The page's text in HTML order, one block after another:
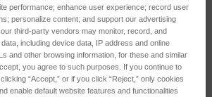
performance; enhance user experience; record user
personalize content; and support our advertising
third-party vendors may monitor, record, and
including device data, IP address and online
and other browsing information, for these and similar
you agree to such purposes. If you continue to
“Accept,” or if you click “Reject,” only cookies
enable default website features and functionalities